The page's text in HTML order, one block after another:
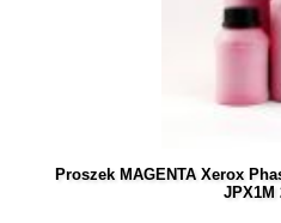
Proszek MAGENTA Xerox
JPX1M